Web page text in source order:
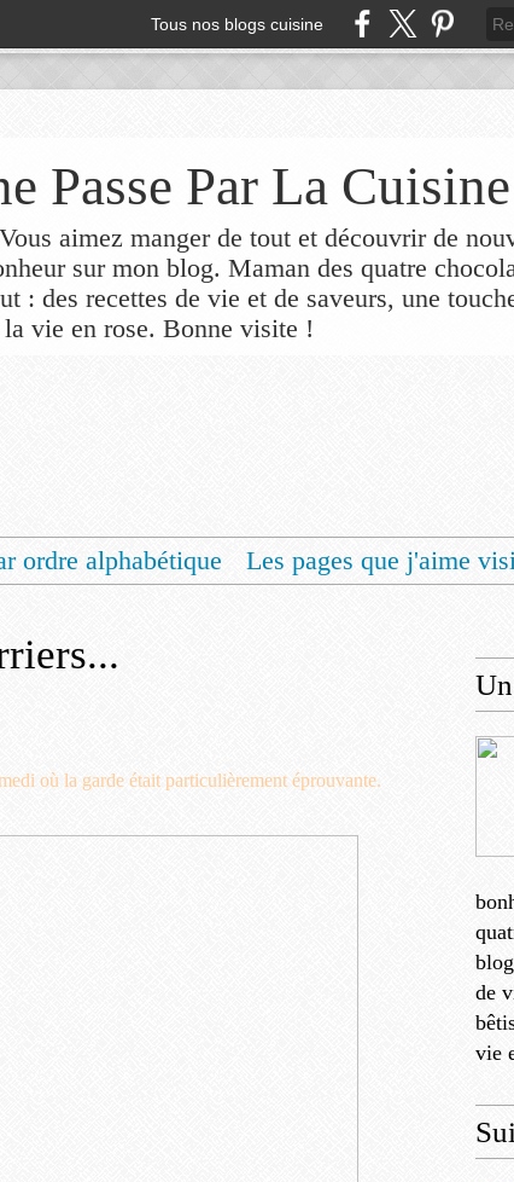
Tous nos blogs cuisine
Passe Par La Cuisine
aimez manger de tout et découvrir de
sur mon blog. Maman des quatre
: des recettes de vie et de saveurs, une
vie en rose. Bonne visite !
ordre alphabétique Les pages que j'aime
où la garde était particulièrement éprouvante.
de
vie